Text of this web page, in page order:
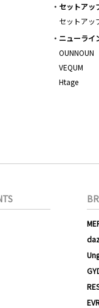
セットアッ
セットアッ
ニューライ
OUNNOUN
VEQUM
Htage